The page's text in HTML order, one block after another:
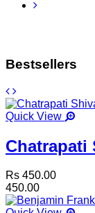
Bestsellers
Quick View
Chatrapati
Rs 450.00
450.00